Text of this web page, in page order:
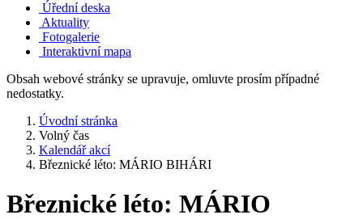
Úřední deska
Aktuality
Fotogalerie
Interaktivní mapa
Obsah webové stránky se upravuje, omluvte prosím případné
nedostatky.
Úvodní stránka
Volný čas
Kalendář akcí
Březnické léto: MÁRIO BIHÁRI
Březnické léto: MÁRIO